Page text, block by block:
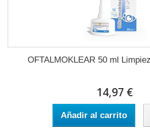
OFTALMOKLEAR 50 ml
14,97 €
Añadir al carrito